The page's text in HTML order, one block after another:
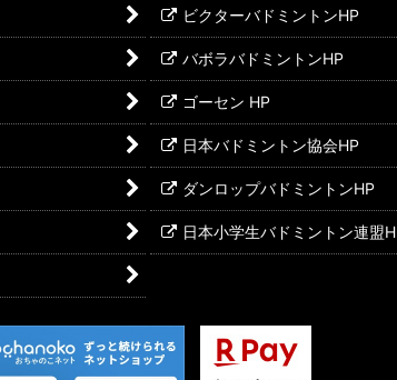
ビクターバドミントンHP
バボラバドミントンHP
ゴーセン HP
日本バドミントン協会HP
ダンロップバドミントンHP
日本小学生バドミントン連盟